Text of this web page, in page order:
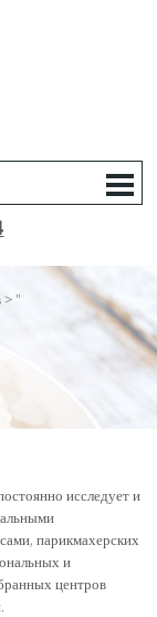
> "
исследует и
парикмахерских
и
центров